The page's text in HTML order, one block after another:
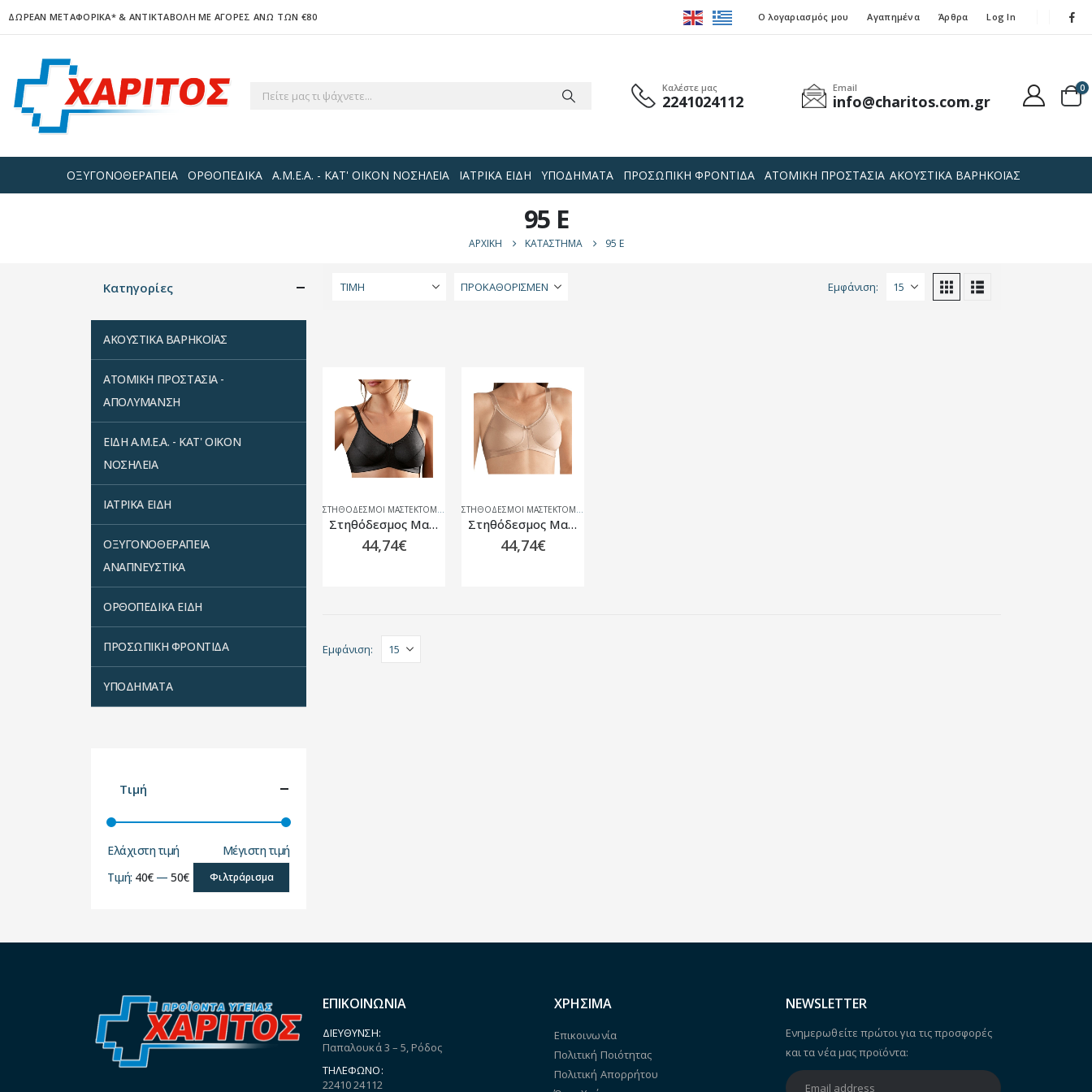
ΔΩΡΕΑΝ ΜΕΤΑΦΟΡΙΚΑ*& ΑΝΤΙΚΤΑΒΟΛΗ ΜΕ ΑΓΟΡΕΣ ΑΝΩ ΤΩΝ €80 Ο λογαριασμός μου Αγαπημένα Άρθρα Log In
Καλέστε μας
2241024112
Email
info@charitos.com.gr
0
ΟΞΥΓΟΝΟΘΕΡΑΠΕΙΑ ΟΡΘΟΠΕΔΙΚΑ Α.Μ.Ε.Α. - ΚΑΤ' ΟΙΚΟΝ ΝΟΣΗΛΕΙΑ ΙΑΤΡΙΚΑ ΕΙΔΗ ΥΠΟΔΗΜΑΤΑ ΠΡΟΣΩΠΙΚΗ ΦΡΟΝΤΙΔΑ ΑΤΟΜΙΚΗ ΠΡΟΣΤΑΣΙΑ ΑΚΟΥΣΤΙΚΑ ΒΑΡΗΚΟΪΑΣ
95 E
ΑΡΧΙΚΉ ΚΑΤΆΣΤΗΜΑ 95 E
ΤΙΜΉ Εμφάνιση:
ΣΤΗΘΌΔΕΣΜΟΙ ΜΑΣΤΕΚΤΟΜΉΣ
Στηθόδεσμος Μαστεκτομής Amoena Rita SB Μαύρο
44,74€
ΣΤΗΘΌΔΕΣΜΟΙ ΜΑΣΤΕΚΤΟΜΉΣ
Στηθόδεσμος Μαστεκτομής Amoena Rita SB Μπεζ
44,74€
Εμφάνιση:
Κατηγορίες
ΑΚΟΥΣΤΙΚΑ ΒΑΡΗΚΟΪΑΣ
ΑΤΟΜΙΚΗ ΠΡΟΣΤΑΣΙΑ -
ΑΠΟΛΥΜΑΝΣΗ
ΕΙΔΗ Α.Μ.Ε.Α. - ΚΑΤ' ΟΙΚΟΝ
ΝΟΣΗΛΕΙΑ
ΙΑΤΡΙΚΑ ΕΙΔΗ
ΟΞΥΓΟΝΟΘΕΡΑΠΕΙΑ
ΑΝΑΠΝΕΥΣΤΙΚΑ
ΟΡΘΟΠΕΔΙΚΑ ΕΙΔΗ
ΠΡΟΣΩΠΙΚΗ ΦΡΟΝΤΙΔΑ
ΥΠΟΔΗΜΑΤΑ
Τιμή
Ελάχιστη τιμή Μέγιστη τιμή
Φιλτράρισμα
Τιμή: 40€—50€
ΕΠΙΚΟΙΝΩΝΙΑ
ΔΙΕΎΘΥΝΣΗ:
Παπαλουκά 3 – 5, Ρόδος
ΤΗΛΈΦΩΝΟ:
22410 24112
ΧΡΗΣΙΜΑ
Επικοινωνία
Πολιτική Ποιότητας
Πολιτική Απορρήτου
NEWSLETTER
Ενημερωθείτε πρώτοι για τις προσφορές
και τα νέα μας προϊόντα: